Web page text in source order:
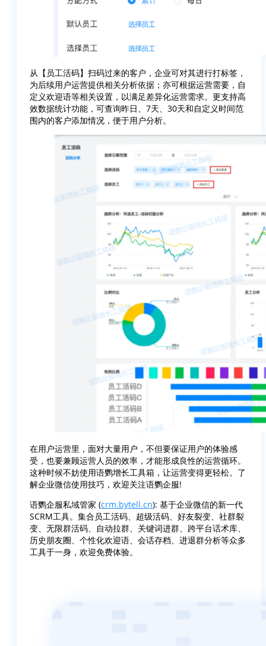
从【员工活码】扫码过来的客户，企业可对其进行打标签，
为后续用户运营提供相关分析依据；亦可根据运营需要，自
定义欢迎语等相关设置，以满足差异化运营需求。更支持高
效数据统计功能，可查询昨日、7天、30天和自定义时间范
围内的客户添加情况，便于用户分析。
在用户运营里，面对大量用户，不但要保证用户的体验感
受，也要兼顾运营人员的效率，才能形成良性的运营循环。
这种时候不妨使用语鹦增长工具箱，让运营变得更轻松。了
解企业微信使用技巧，欢迎关注语鹦企服!
语鹦企服私域管家 (crm.bytell.cn): 基于企业微信的新一代
SCRM工具。集合员工活码、超级活码、好友裂变、社群裂
变、无限群活码、自动拉群、关键词进群、跨平台话术库、
历史朋友圈、个性化欢迎语、会话存档、进退群分析等众多
工具于一身，欢迎免费体验。